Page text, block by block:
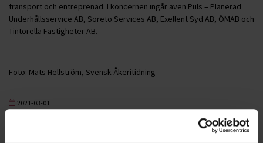
transport och entreprenad. I koncernen ingår även Puls – Planerad
Underhållsservice AB, Soreto Services AB, Exellent Syd AB, ÖMAB och
Tintorella Fastigheter AB.
Foto: Mats Hellström, Svensk Åkeritidning
2021-03-01
Ohlssons AB ny entreprenör för hållbar insamling
av hushålls- och trädgårdsavfall i Vellinge